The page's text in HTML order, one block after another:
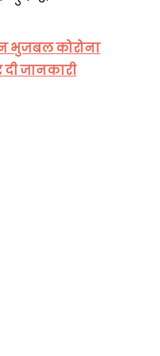
भुजबल कोरोना
जानकारी